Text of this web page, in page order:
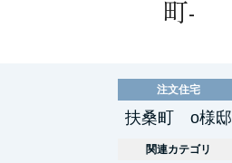
町-
注文住宅
扶桑町 o様邸
関連カテゴリ